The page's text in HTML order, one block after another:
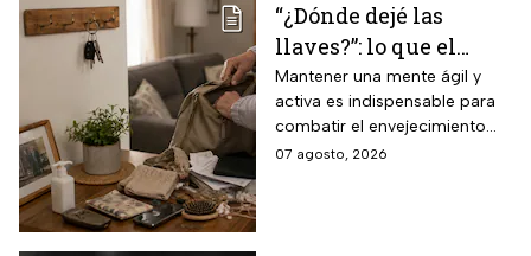
“¿Dónde dejé las
llaves?”: lo que el
INAPAM advierte
sobre los 3 olvidos
comunes que no
debes ignorar en la
Mantener una mente ágil y
activa es indispensable para
combatir el envejecimiento
natural del cerebro.
07 agosto, 2026